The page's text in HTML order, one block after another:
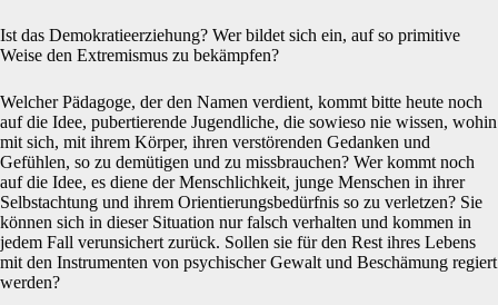
Ist das Demokratieerziehung? Wer bildet sich ein, auf so primitive
Weise den Extremismus zu bekämpfen?
Welcher Pädagoge, der den Namen verdient, kommt bitte heute noch
auf die Idee, pubertierende Jugendliche, die sowieso nie wissen, wohin
mit sich, mit ihrem Körper, ihren verstörenden Gedanken und
Gefühlen, so zu demütigen und zu missbrauchen? Wer kommt noch
auf die Idee, es diene der Menschlichkeit, junge Menschen in ihrer
Selbstachtung und ihrem Orientierungsbedürfnis so zu verletzen? Sie
können sich in dieser Situation nur falsch verhalten und kommen in
jedem Fall verunsichert zurück. Sollen sie für den Rest ihres Lebens
mit den Instrumenten von psychischer Gewalt und Beschämung regiert
werden?